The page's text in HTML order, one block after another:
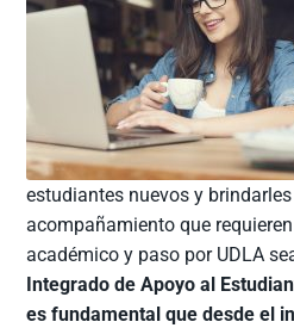
estudiantes nuevos y
acompañamiento que
académico y paso por UDLA
Integrado de Apoyo al
es fundamental que desde el